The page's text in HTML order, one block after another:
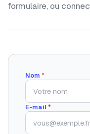
formulaire, ou
Nom *
E-mail *